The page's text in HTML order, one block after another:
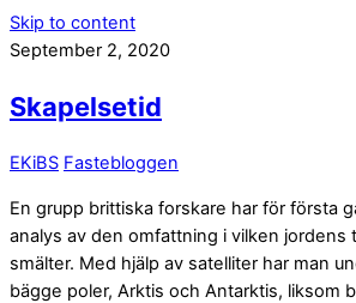
Skip to content
September 2, 2020
Skapelsetid
EKiBS Fastebloggen
En grupp brittiska forskare har för första
analys av den omfattning i vilken jordens
smälter. Med hjälp av satelliter har man
bägge poler, Arktis och Antarktis, liksom